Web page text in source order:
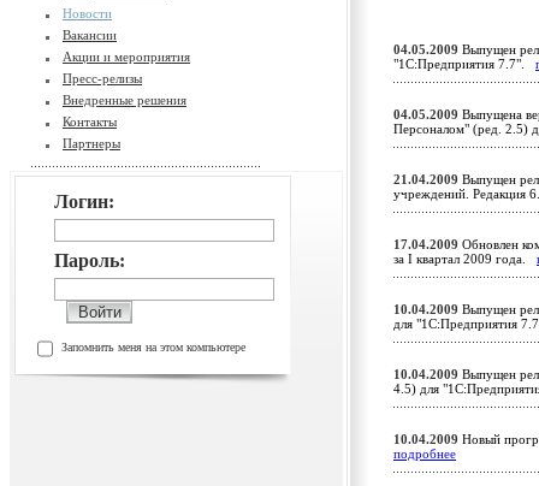
Новости
Вакансии
Акции и мероприятия
Пресс-релизы
Внедренные решения
Контакты
Партнеры
Логин:
Пароль:
Запомнить меня на этом компьютере
04.05.2009 Выпущен
"1С:Предприятия 7.7".
04.05.2009 Выпущена
Персоналом" (ред. 2.5)
21.04.2009 Выпущен
учреждений. Редакция
17.04.2009 Обновлен
за I квартал 2009 года.
10.04.2009 Выпущен
для "1С:Предприятия
10.04.2009 Выпущен
4.5) для
10.04.2009 Новый
подробнее